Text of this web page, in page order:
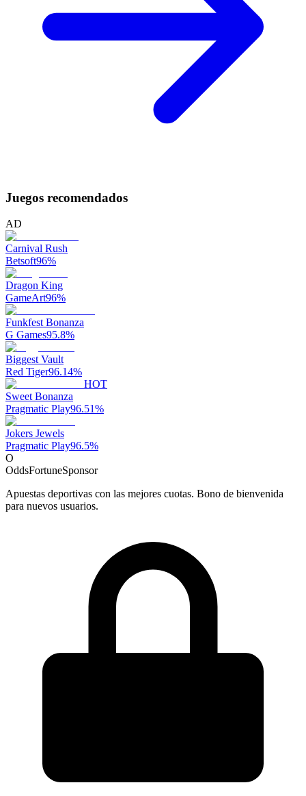
Juegos recomendados
AD
Carnival Rush
Betsoft96%
Dragon King
GameArt96%
Funkfest Bonanza
G Games95.8%
Biggest Vault
Red Tiger96.14%
HOT
Sweet Bonanza
Pragmatic Play96.51%
Jokers Jewels
Pragmatic Play96.5%
O
OddsFortuneSponsor
Apuestas deportivas con las mejores cuotas. Bono de bienvenida
para nuevos usuarios.